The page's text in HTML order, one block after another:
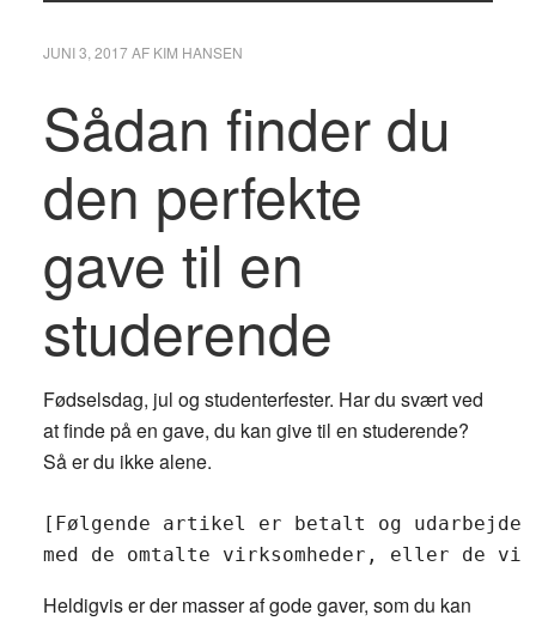
JUNI 3, 2017AF KIM HANSEN
Sådan finder du
den perfekte
gave til en
studerende
Fødselsdag, jul og studenterfester. Har du svært ved
at finde på en gave, du kan give til en studerende?
Så er du ikke alene.
[Følgende artikel er betalt og udarbejdet
med de omtalte virksomheder, eller de
Heldigvis er der masser af gode gaver, som du kan